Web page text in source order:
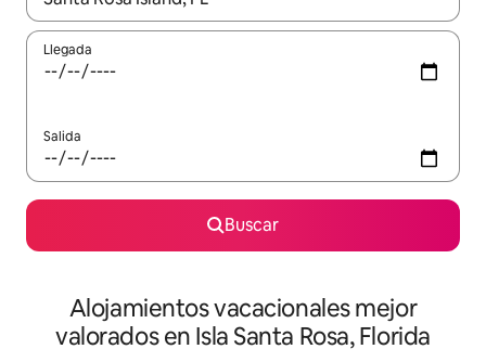
Llegada
Salida
Buscar
Alojamientos vacacionales mejor
valorados en Isla Santa Rosa, Florida